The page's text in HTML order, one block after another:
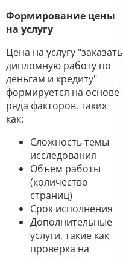
Формирование цены
на услугу
Цена на услугу "заказать
дипломную работу по
деньгам и кредиту"
формируется на основе
ряда факторов, таких
как:
Сложность темы
исследования
Объем работы
(количество
страниц)
Срок исполнения
Дополнительные
услуги, такие как
проверка на